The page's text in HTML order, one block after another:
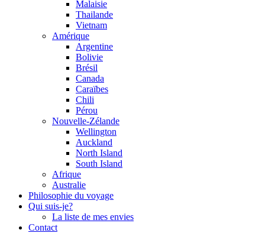
Malaisie
Thailande
Vietnam
Amérique
Argentine
Bolivie
Brésil
Canada
Caraïbes
Chili
Pérou
Nouvelle-Zélande
Wellington
Auckland
North Island
South Island
Afrique
Australie
Philosophie du voyage
Qui suis-je?
La liste de mes envies
Contact